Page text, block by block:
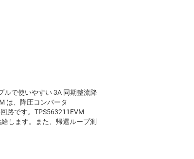
ルで使いやすい 3A 同期整流降
は、降圧コンバータ
路です。TPS563211EVM
します。また、帰還ループ測